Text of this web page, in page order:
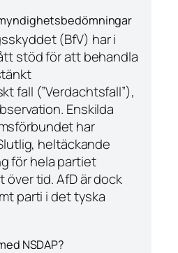
(BfV) har i
stöd för att behandla
fall (”Verdachtsfall”),
Enskilda
har
heltäckande
för hela partiet
över tid. AfD är dock
parti i det tyska
NSDAP?